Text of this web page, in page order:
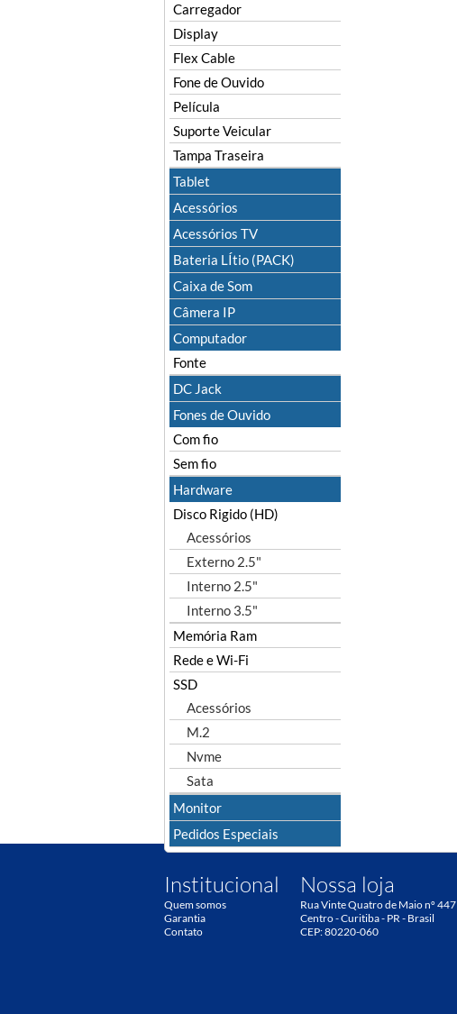
Carregador
Display
Flex Cable
Fone de Ouvido
Película
Suporte Veicular
Tampa Traseira
Tablet
Acessórios
Acessórios TV
Bateria LÍtio (PACK)
Caixa de Som
Câmera IP
Computador
Fonte
DC Jack
Fones de Ouvido
Com fio
Sem fio
Hardware
Disco Rigido (HD)
Acessórios
Externo 2.5"
Interno 2.5"
Interno 3.5"
Memória Ram
Rede e Wi-Fi
SSD
Acessórios
M.2
Nvme
Sata
Monitor
Pedidos Especiais
Institucional
Quem somos
Garantia
Contato
Nossa loja
Rua Vinte Quatro de Maio nº 447
Centro - Curitiba - PR - Brasil
CEP: 80220-060